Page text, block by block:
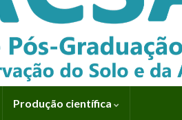
Produção científica